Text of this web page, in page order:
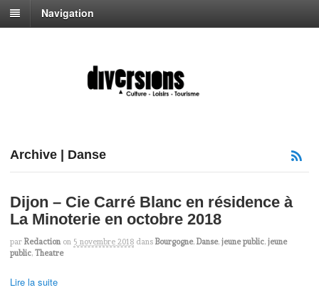
Navigation
Archive | Danse
Dijon – Cie Carré Blanc en résidence à
La Minoterie en octobre 2018
par Redaction on 5 novembre 2018 dans Bourgogne, Danse, jeune public, jeune
public, Theatre
Lire la suite